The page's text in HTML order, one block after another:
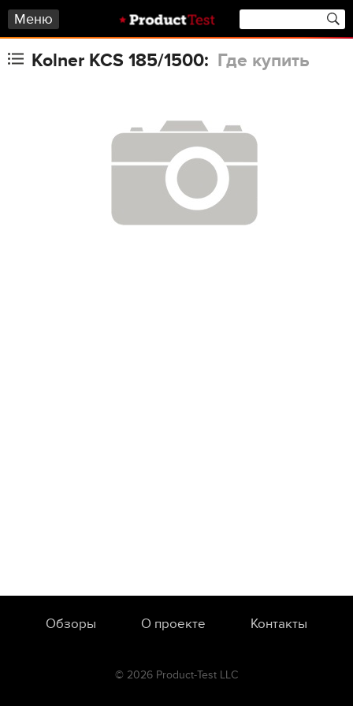
Меню
Kolner KCS 185/1500: Где купить
Обзоры О проекте Контакты
© 2026 Product-Test LLC